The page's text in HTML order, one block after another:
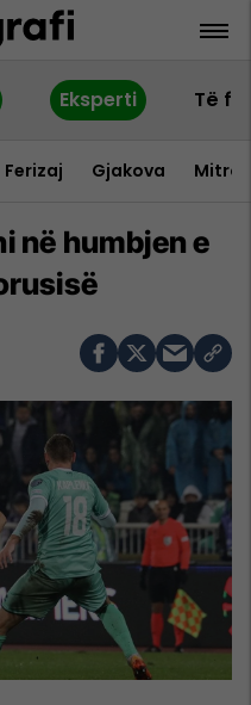
Eksperti Të
Ferizaj Gjakova
në humbjen e